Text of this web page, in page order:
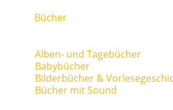
Bücher
Alben- und Tagebücher
Babybücher
Bilderbücher &
Bücher mit Sound